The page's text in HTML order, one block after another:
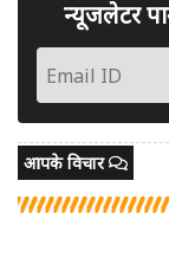
न्यूजलेटर
आपके विचार